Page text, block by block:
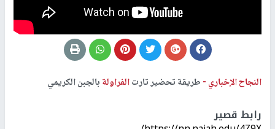
النجاح الإخباري -طريقة تحضير تارتالفراولةبالجبن الكريمي
رابط قصير